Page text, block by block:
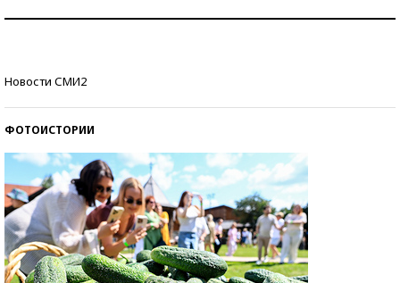
Новости СМИ2
ФОТОИСТОРИИ